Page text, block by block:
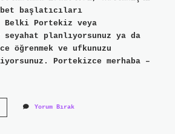
başlatıcıları
Belki Portekiz veya
planlıyorsunuz ya da
öğrenmek ve ufkunuzu
Portekizce merhaba –
Yorum Bırak